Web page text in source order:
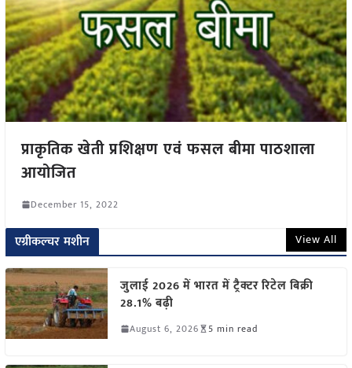
प्राकृतिक खेती प्रशिक्षण एवं फसल बीमा पाठशाला
आयोजित
December 15, 2022
एग्रीकल्चर मशीन View All
जुलाई 2026 में भारत में ट्रैक्टर रिटेल बिक्री
28.1% बढ़ी
August 6, 2026 5 min read